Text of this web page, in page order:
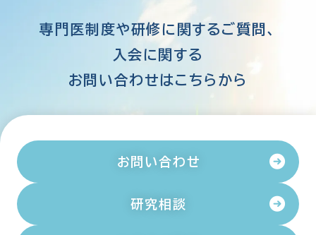
専門医制度や研修に関するご質問、
入会に関する
お問い合わせはこちらから
お問い合わせ
研究相談